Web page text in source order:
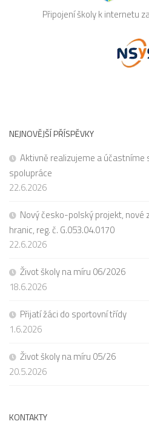
Připojení školy k internetu
NEJNOVĚJŠÍ PŘÍSPĚVKY
Aktivně realizujeme a
spolupráce
22.6.2026
Nový česko-polský projekt,
hranic, reg. č. G.053.04.0170
22.6.2026
Život školy na míru 06/2026
18.6.2026
Přijatí žáci do sportovní třídy
1.6.2026
Život školy na míru 05/26
20.5.2026
KONTAKTY